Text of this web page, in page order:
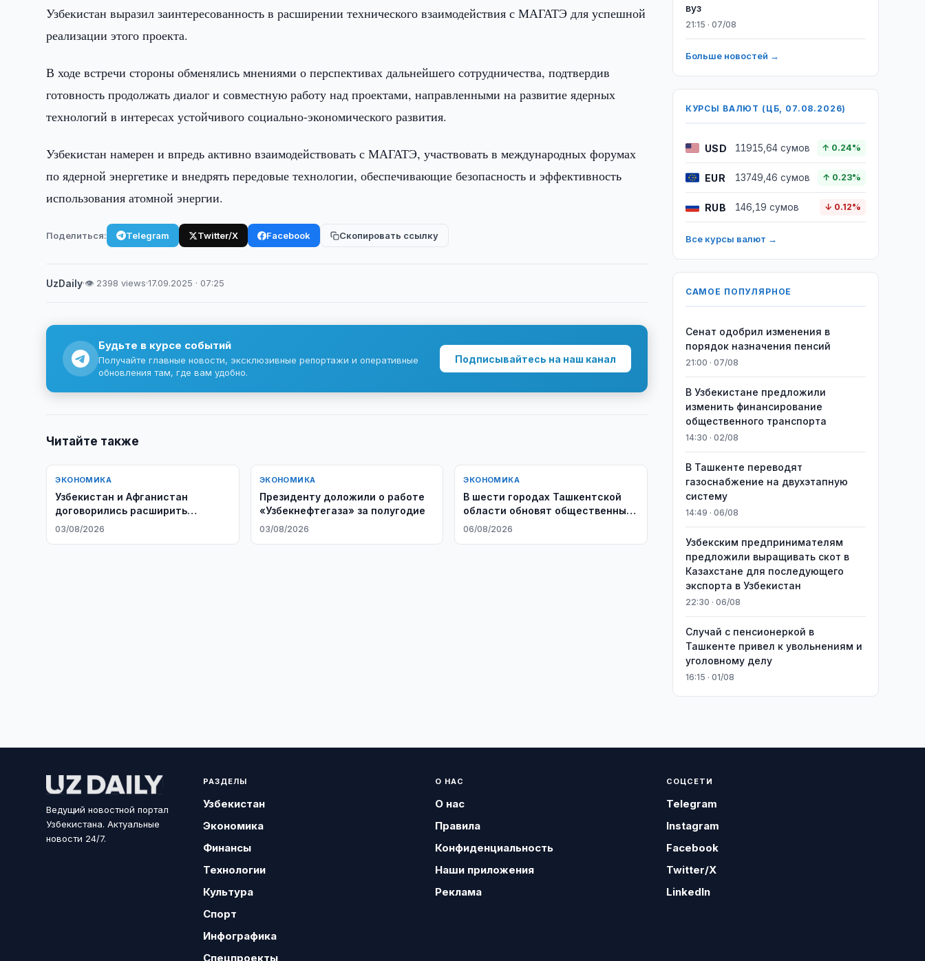
Узбекистан выразил заинтересованность в расширении технического взаимодействия с МАГАТЭ для успешной
реализации этого проекта.
В ходе встречи стороны обменялись мнениями о перспективах дальнейшего сотрудничества, подтвердив
готовность продолжать диалог и совместную работу над проектами, направленными на развитие ядерных
технологий в интересах устойчивого социально-экономического развития.
Узбекистан намерен и впредь активно взаимодействовать с МАГАТЭ, участвовать в международных форумах
по ядерной энергетике и внедрять передовые технологии, обеспечивающие безопасность и эффективность
использования атомной энергии.
Поделиться: Telegram Twitter/X Facebook Скопировать ссылку
UzDaily·👁 2398 views·17.09.2025 · 07:25
Будьте в курсе событий
Получайте главные новости, эксклюзивные репортажи и оперативные
обновления там, где вам удобно.
Подписывайтесь на наш канал
Читайте также
ЭКОНОМИКА
Узбекистан и Афганистан
договорились расширить
стратегическое сотрудничество
03/08/2026
ЭКОНОМИКА
Президенту доложили о работе
«Узбекнефтегаза» за полугодие
03/08/2026
ЭКОНОМИКА
В шести городах Ташкентской
области обновят общественный
транспорт
06/08/2026
вуз
21:15 · 07/08
Больше новостей →
КУРСЫ ВАЛЮТ (ЦБ, 07.08.2026)
USD 11915,64 сумов ↑ 0.24%
EUR 13749,46 сумов ↑ 0.23%
RUB 146,19 сумов ↓ 0.12%
Все курсы валют →
САМОЕ ПОПУЛЯРНОЕ
Сенат одобрил изменения в
порядок назначения пенсий
21:00 · 07/08
В Узбекистане предложили
изменить финансирование
общественного транспорта
14:30 · 02/08
В Ташкенте переводят
газоснабжение на двухэтапную
систему
14:49 · 06/08
Узбекским предпринимателям
предложили выращивать скот в
Казахстане для последующего
экспорта в Узбекистан
22:30 · 06/08
Случай с пенсионеркой в
Ташкенте привел к увольнениям и
уголовному делу
16:15 · 01/08
Ведущий новостной портал
Узбекистана. Актуальные
новости 24/7.
РАЗДЕЛЫ
Узбекистан
Экономика
Финансы
Технологии
Культура
Спорт
Инфографика
Спецпроекты
О НАС
О нас
Правила
Конфиденциальность
Наши приложения
Реклама
СОЦСЕТИ
Telegram
Instagram
Facebook
Twitter/X
LinkedIn